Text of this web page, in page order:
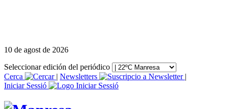
10 de agost de 2026
Seleccionar edición del periódico
Cerca
| Newsletters
|
Iniciar Sessió